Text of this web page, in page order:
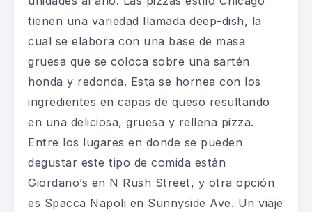
tienen una variedad llamada deep-dish, la
cual se elabora con una base de masa
gruesa que se coloca sobre una sartén
honda y redonda. Esta se hornea con los
ingredientes en capas de queso resultando
en una deliciosa, gruesa y rellena pizza.
Entre los lugares en donde se pueden
degustar este tipo de comida están
Giordano’s en N Rush Street, y otra opción
es Spacca Napoli en Sunnyside Ave. Un viaje